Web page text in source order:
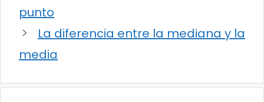
punto
La diferencia entre la mediana y la
media